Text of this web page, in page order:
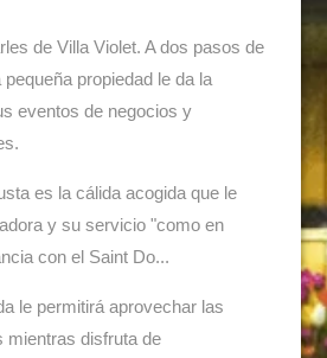
de Villa Violet. A dos pasos de
propiedad le da la
eventos de negocios y
es la cálida acogida que le
y su servicio "como en
con el Saint Do...
le permitirá aprovechar las
mientras disfruta de